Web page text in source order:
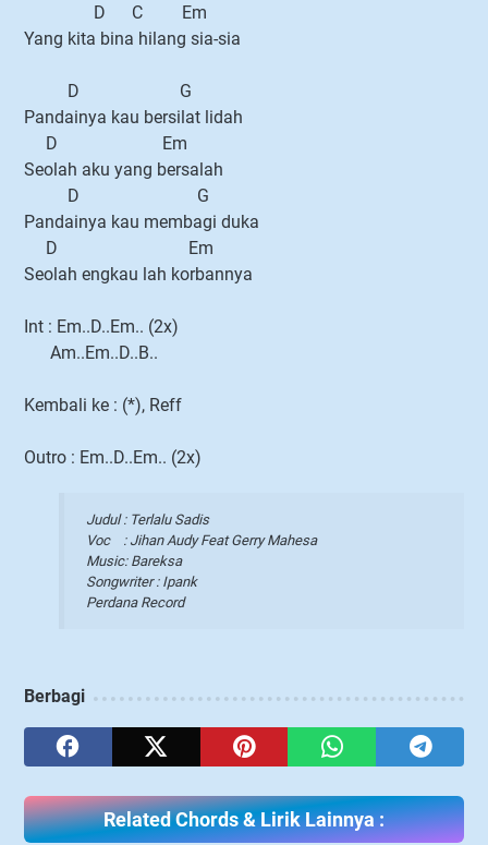
D C Em
Yang kita bina hilang sia-sia
D G
Pandainya kau bersilat lidah
D Em
Seolah aku yang bersalah
D G
Pandainya kau membagi duka
D Em
Seolah engkau lah korbannya
Int : Em..D..Em.. (2x)
Am..Em..D..B..
Kembali ke : (*), Reff
Outro : Em..D..Em.. (2x)
Judul : Terlalu Sadis
Voc : Jihan Audy Feat Gerry Mahesa
Music: Bareksa
Songwriter : Ipank
Perdana Record
Berbagi
Related Chords & Lirik Lainnya :